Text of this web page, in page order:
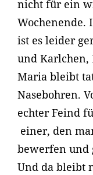
nicht für ein
Wochenende.
ist es leider
und Karlchen,
Maria bleibt
Nasebohren.
echter Feind
einer, den
bewerfen und
Und da bleibt